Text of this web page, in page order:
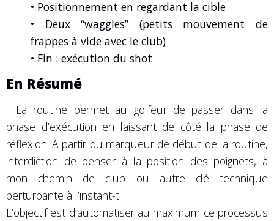
• Positionnement en regardant la cible
• Deux “waggles” (petits mouvement de
frappes à vide avec le club)
• Fin : exécution du shot
En Résumé
La routine permet au golfeur de passer dans la
phase d’exécution en laissant de côté la phase de
réflexion. A partir du marqueur de début de la routine,
interdiction de penser à la position des poignets, à
mon chemin de club ou autre clé technique
perturbante à l’instant-t.
L’objectif est d’automatiser au maximum ce processus